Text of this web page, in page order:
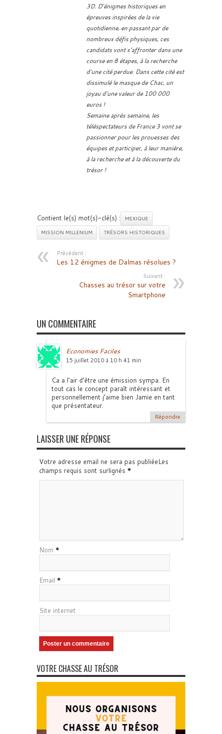
3D. D’énigmes historiques en
épreuves inspirées de la vie
quotidienne, en passant par de
nombreux défis physiques, ces
candidats vont s’affronter dans une
course en 8 étapes, à la recherche
d’une cité perdue. Dans cette cité est
dissimulé le masque de Chac, un
joyau d’une valeur de 100 000
euros !
Semaine après semaine, les
téléspectateurs de France 3 vont se
passionner pour les prouesses des
équipes et participer, à leur manière,
à la recherche et à la découverte du
trésor !
Contient le(s) mot(s)-clé(s) :
MEXIQUE
MISSION MILLENIUM
TRÉSORS HISTORIQUES
Précédent :
Les 12 énigmes de Dalmas résolues ?
Suivant :
Chasses au trésor sur votre
Smartphone
UN COMMENTAIRE
Economies Faciles
15 juillet 2010 à 10 h 41 min
Ca a l’air d’être une émission sympa. En
tout cas le concept paraît intéressant et
personnellement j’aime bien Jamie en tant
que présentateur.
Répondre
LAISSER UNE RÉPONSE
Votre adresse email ne sera pas publiéeLes
champs requis sont surlignés *
Nom *
Email *
Site internet
VOTRE CHASSE AU TRÉSOR